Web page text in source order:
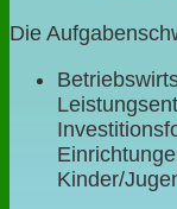
Die
Kinder/